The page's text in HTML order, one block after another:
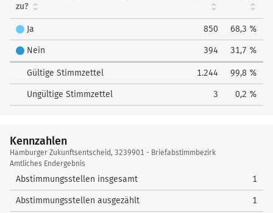
zu?
Ja 850 68,3 %
Nein 394 31,7 %
Gültige Stimmzettel 1.244 99,8 %
Ungültige Stimmzettel 3 0,2 %
Kennzahlen
Kennzahlen
Hamburger Zukunftsentscheid, 3239901 - Briefabstimmbezirk
Amtliches Endergebnis
Abstimmungsstellen insgesamt 1
Abstimmungsstellen ausgezählt 1